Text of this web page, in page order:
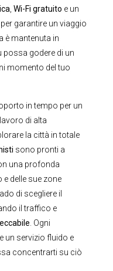
Wi-Fi gratuito e un
per garantire un viaggio
è mantenuta in
possa godere di un
momento del tuo
in tempo per un
di alta
la città in totale
sono pronti a
una profonda
delle sue zone
di scegliere il
il traffico e
. Ogni
un servizio fluido e
concentrarti su ciò